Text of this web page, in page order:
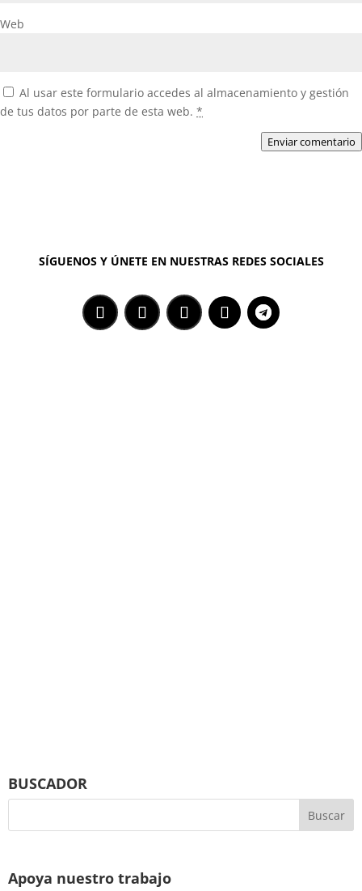
Web
Al usar este formulario accedes al almacenamiento y gestión
de tus datos por parte de esta web. *
Enviar comentario
SÍGUENOS Y ÚNETE EN NUESTRAS REDES SOCIALES
BUSCADOR
Apoya nuestro trabajo